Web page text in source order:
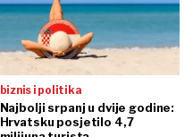
biznis i politika
Najbolji srpanj u dvije godine:
Hrvatsku posjetilo 4,7